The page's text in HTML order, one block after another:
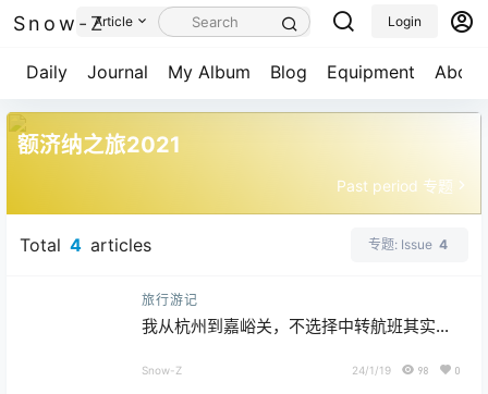
Snow-Z
Daily Journal My Album Blog Equipment About
Article Login
额济纳之旅2021
Past period 专题
Total 4 articles 专题: Issue 4
旅行游记
我从杭州到嘉峪关，不选择中转航班其实只
Snow-Z 24/1/19 98 0